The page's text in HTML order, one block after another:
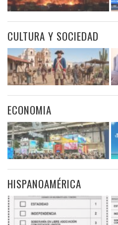
CULTURA Y SOCIEDAD
ECONOMIA
HISPANOAMÉRICA